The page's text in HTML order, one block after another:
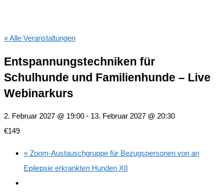
« Alle Veranstaltungen
Entspannungstechniken für
Schulhunde und Familienhunde – Live
Webinarkurs
2. Februar 2027 @ 19:00 - 13. Februar 2027 @ 20:30
€149
« Zoom-Austauschgruppe für Bezugspersonen von an
Epilepsie erkrankten Hunden XII